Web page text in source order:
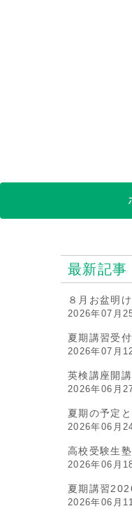
最新記事
８月お盆明
2026年07月
夏期講習受
2026年07月
英検講座開講
2026年06月
夏期の予定
2026年06月
高校受験生
2026年06月
夏期講習
2026年06月